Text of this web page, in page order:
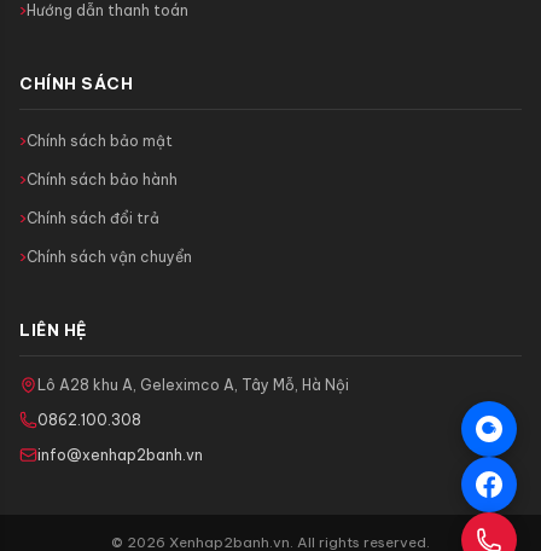
Hướng dẫn thanh toán
CHÍNH SÁCH
Chính sách bảo mật
Chính sách bảo hành
Chính sách đổi trả
Chính sách vận chuyển
LIÊN HỆ
Lô A28 khu A, Geleximco A, Tây Mỗ, Hà Nội
0862.100.308
info@xenhap2banh.vn
© 2026 Xenhap2banh.vn. All rights reserved.